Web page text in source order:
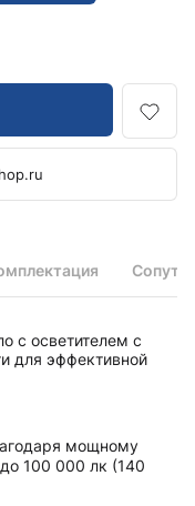
с осветителем с
для эффективной
мощному
100 000 лк (140